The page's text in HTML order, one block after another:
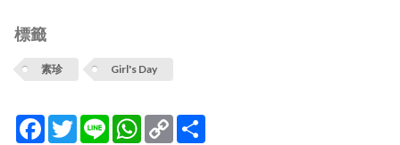
標籤
素珍 Girl's Day
Facebook
TwitterLine WhatsApp
Copy
Link